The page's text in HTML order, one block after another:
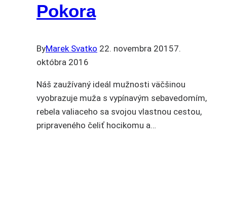
Pokora
ByMarek Svatko 22. novembra 20157.
októbra 2016
Náš zaužívaný ideál mužnosti väčšinou
vyobrazuje muža s vypínavým sebavedomím,
rebela valiaceho sa svojou vlastnou cestou,
pripraveného čeliť hocikomu a…